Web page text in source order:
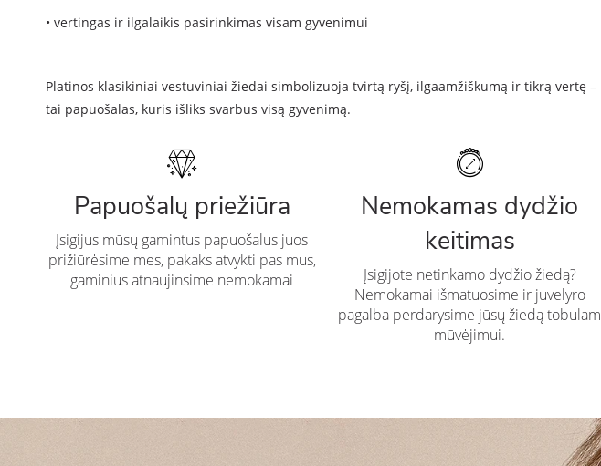
• vertingas ir ilgalaikis pasirinkimas visam gyvenimui
Platinos klasikiniai vestuviniai žiedai simbolizuoja tvirtą ryšį, ilgaamžiškumą ir tikrą vertę –
tai papuošalas, kuris išliks svarbus visą gyvenimą.
Papuošalų priežiūra
Įsigijus mūsų gamintus papuošalus juos
prižiūrėsime mes, pakaks atvykti pas mus,
gaminius atnaujinsime nemokamai
Nemokamas dydžio
keitimas
Įsigijote netinkamo dydžio žiedą?
Nemokamai išmatuosime ir juvelyro
pagalba perdarysime jūsų žiedą tobulam
mūvėjimui.